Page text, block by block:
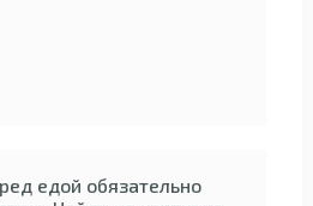
едой обязательно